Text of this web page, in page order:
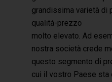
grandissima varietà di
qualità-prezzo
molto elevato. Ad
nostra società crede
questo segmento di
cui il vostro Paese sta